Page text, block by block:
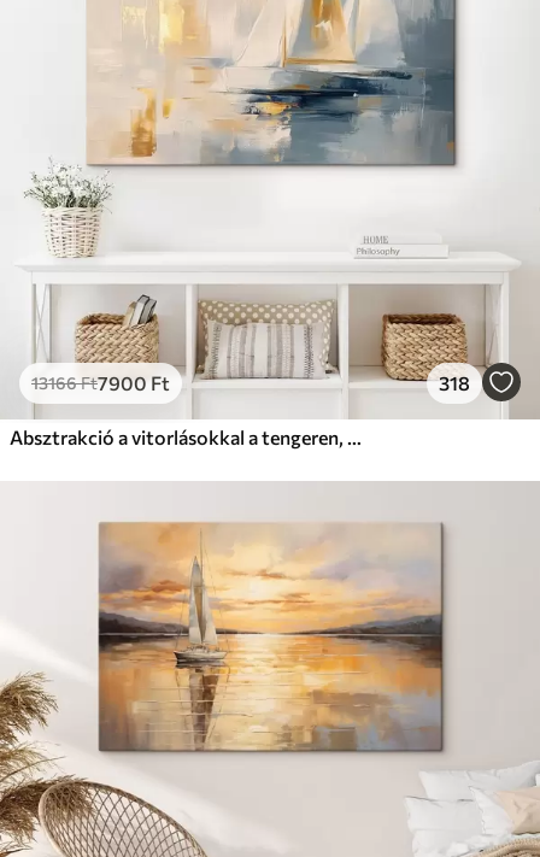
13166Ft7900 Ft 318
Absztrakció a vitorlásokkal a tengeren, akril stílusban, naplemente